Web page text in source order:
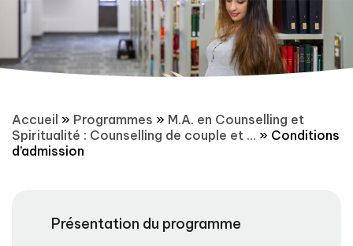
Accueil » Programmes » M.A. en Counselling et
Spiritualité : Counselling de couple et ... » Conditions
d’admission
Présentation du programme